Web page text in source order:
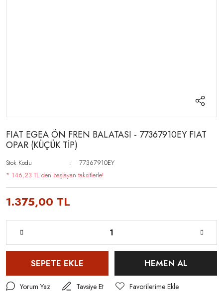
FIAT EGEA ÖN FREN BALATASI - 77367910EY FIAT
OPAR (KÜÇÜK TİP)
Stok Kodu
77367910EY
* 146,23 TL den başlayan taksitlerle!
1.375,00 TL
SEPETE EKLE HEMEN AL
Yorum Yaz
Tavsiye Et